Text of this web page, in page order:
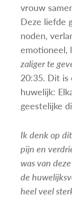
vrouw
Deze liefde
noden,
emotioneel,
zaliger te
20:35. Dit
huwelijk:
geestelijke
Ik denk op
pijn en
was van
de
heel veel